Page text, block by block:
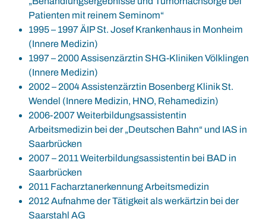
Patienten mit reinem Seminom“
1995 – 1997 ÄIP St. Josef Krankenhaus in Monheim
(Innere Medizin)
1997 – 2000 Assisenzärztin SHG-Kliniken Völklingen
(Innere Medizin)
2002 – 2004 Assistenzärztin Bosenberg Klinik St.
Wendel (Innere Medizin, HNO, Rehamedizin)
2006-2007 Weiterbildungsassistentin
Arbeitsmedizin bei der „Deutschen Bahn“ und IAS in
Saarbrücken
2007 – 2011 Weiterbildungsassistentin bei BAD in
Saarbrücken
2011 Facharztanerkennung Arbeitsmedizin
2012 Aufnahme der Tätigkeit als werkärtzin bei der
Saarstahl AG